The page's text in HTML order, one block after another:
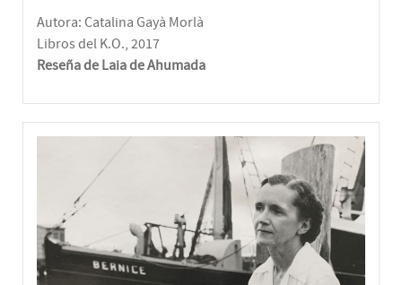
Autora: Catalina Gayà Morlà
Libros del K.O., 2017
Reseña de Laia de Ahumada